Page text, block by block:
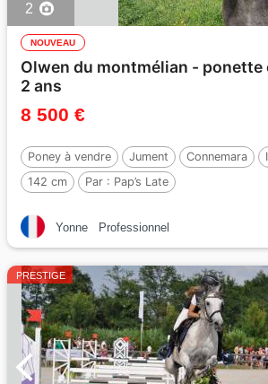
2
NOUVEAU
Olwen du montmélian - ponette
2 ans
8 500 €
Poney à vendre Jument Connemara
142 cm
Par : Pap’s Late
Yonne Professionnel
PRESTIGE